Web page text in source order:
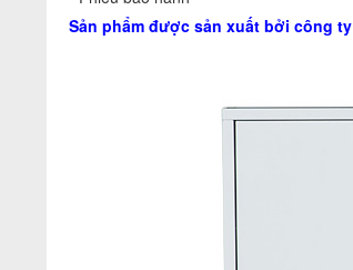
Sản phẩm được sản xuất bởi công ty